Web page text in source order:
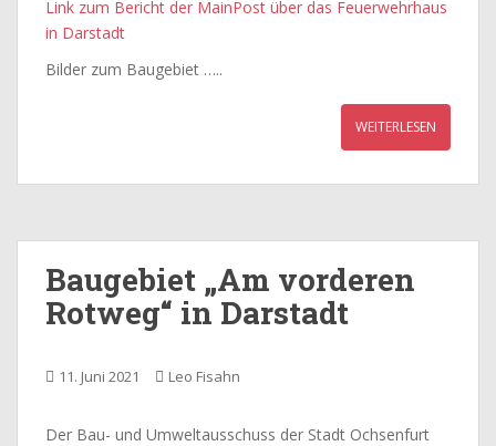
Link zum Bericht der MainPost über das Feuerwehrhaus
in Darstadt
Bilder zum Baugebiet …..
WEITERLESEN
Baugebiet „Am vorderen
Rotweg“ in Darstadt
11. Juni 2021 Leo Fisahn
Der Bau- und Umweltausschuss der Stadt Ochsenfurt